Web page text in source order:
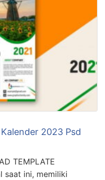
2023 Psd
TEMPLATE
saat ini, memiliki